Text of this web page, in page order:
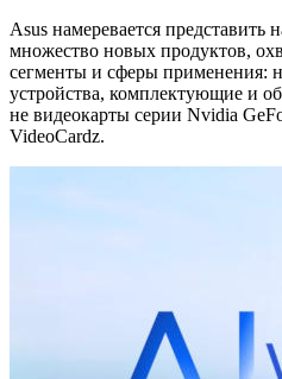
Asus намеревается представить
множество новых продуктов,
сегменты и сферы применения:
устройства, комплектующие и
не видеокарты серии Nvidia
VideoCardz.